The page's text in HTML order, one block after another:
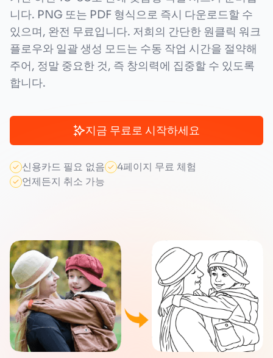
니다. PNG 또는 PDF 형식으로 즉시 다운로드할 수
있으며, 완전 무료입니다. 저희의 간단한 원클릭 워크
플로우와 일괄 생성 모드는 수동 작업 시간을 절약해
주어, 정말 중요한 것, 즉 창의력에 집중할 수 있도록
합니다.
지금 무료로 시작하세요
신용카드 필요 없음
4페이지 무료 체험
언제든지 취소 가능